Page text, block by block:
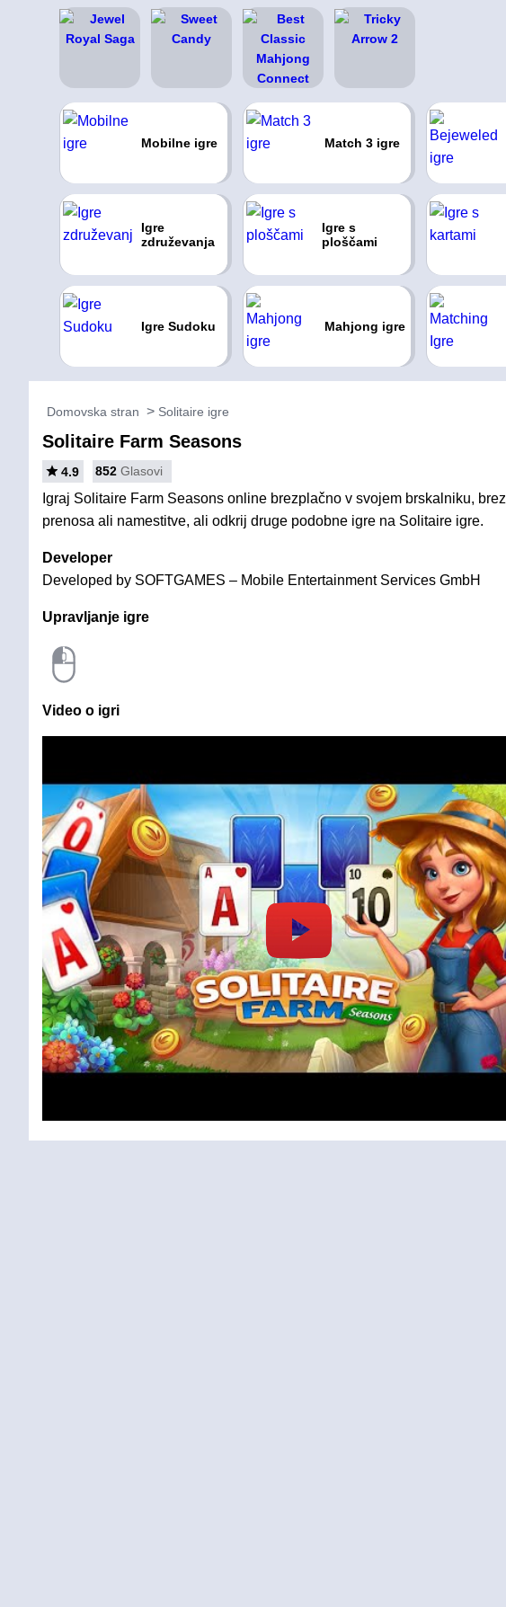
Mobilne igre Match 3 igre
Igre
združevanja
Igre s
ploščami
Igre Sudoku Mahjong igre
Domovska stran Solitaire igre
Solitaire Farm Seasons
4.9 852 Glasovi
Igraj Solitaire Farm Seasons online brezplačno v svojem brskalniku, brez
prenosa ali namestitve, ali odkrij druge podobne igre na Solitaire igre.
Developer
Developed by SOFTGAMES – Mobile Entertainment Services GmbH
Upravljanje igre
Video o igri